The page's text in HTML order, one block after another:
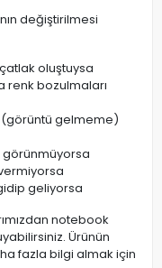
değiştirilmesi
oluştuysa
renk bozulmaları
gelmeme)
görünmüyorsa
geliyorsa
notebook
Ürünün
fazla bilgi almak için